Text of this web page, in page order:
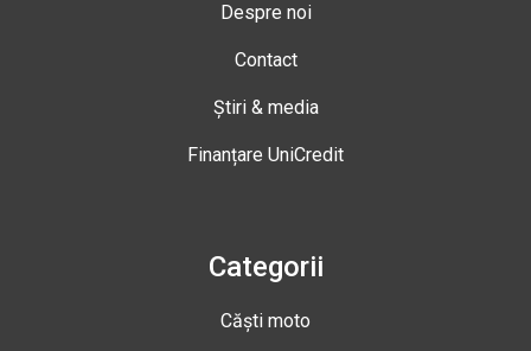
Despre noi
Contact
Știri & media
Finanțare UniCredit
Categorii
Căști moto